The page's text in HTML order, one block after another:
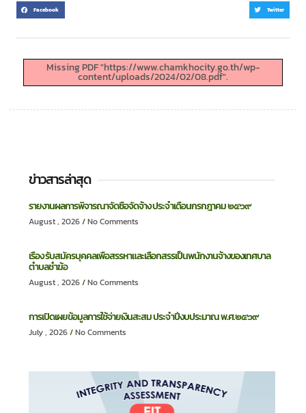
Facebook Twitter
Missing PDF "https://www.chamkhocity.go.th/wp-
content/uploads/2024/02/08.pdf".
ข่าวสารล่าสุด
รายงานผลการพิจารณาจัดซื้อจัดจ้าง ประจำเดือนกรกฎาคม ๒๕๖๙
August , 2026 No Comments
เรื่อง รับสมัครบุคคลเพื่อสรรหาและเลือกสรรเป็นพนักงานจ้างของเทศบาล
ตำบลชำฆ้อ
August , 2026 No Comments
การเปิดเผยข้อมูลการใช้จ่ายเงินสะสม ประจำปีงบประมาณ พ.ศ.๒๕๖๙
July , 2026 No Comments